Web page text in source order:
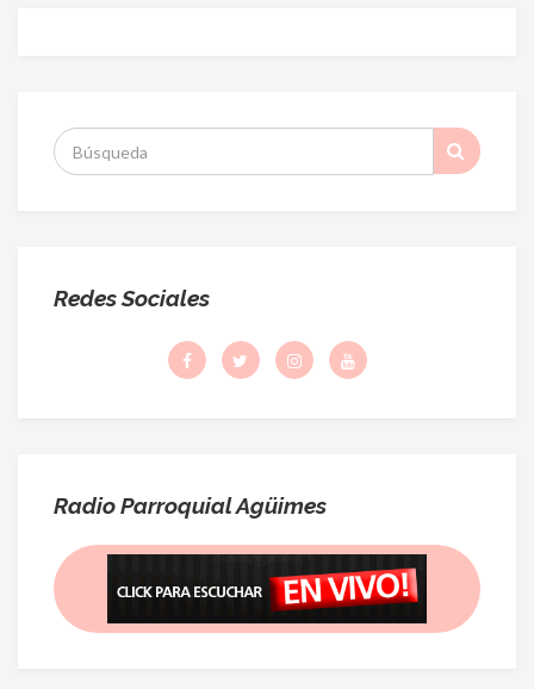
S
:
Redes Sociales
Radio Parroquial Agüimes